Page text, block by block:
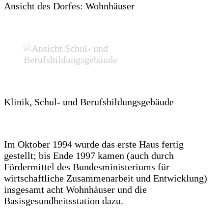
Ansicht des Dorfes: Wohnhäuser
Klinik, Schul- und Berufsbildungsgebäude
Im Oktober 1994 wurde das erste Haus fertig
gestellt; bis Ende 1997 kamen (auch durch
Fördermittel des Bundesministeriums für
wirtschaftliche Zusammenarbeit und Entwicklung)
insgesamt acht Wohnhäuser und die
Basisgesundheitsstation dazu.